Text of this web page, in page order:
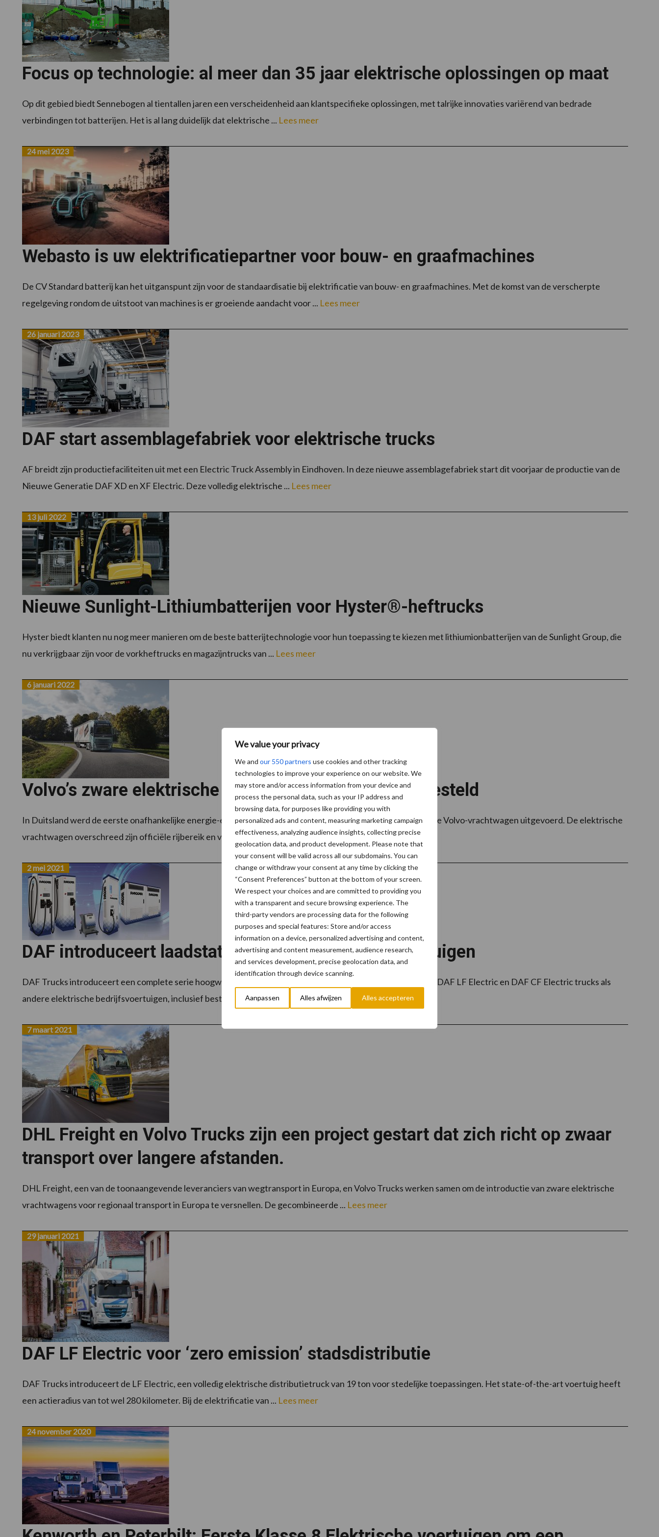
We value your privacy
We and our 550 partners use cookies and other tracking
technologies to improve your experience on our website. We
may store and/or access information from your device and
process the personal data, such as your IP address and
browsing data, for purposes like providing you with
personalized ads and content, measuring marketing campaign
effectiveness, analyzing audience insights, collecting precise
geolocation data, and product development. Please note that
your consent will be valid across all our subdomains. You can
change or withdraw your consent at any time by clicking the
“Consent Preferences” button at the bottom of your screen.
We respect your choices and are committed to providing you
with a transparent and secure browsing experience. The
third-party vendors are processing data for the following
purposes and special features: Store and/or access
information on a device, personalized advertising and content,
advertising and content measurement, audience research,
and services development, precise geolocation data, and
identification through device scanning.
Aanpassen Alles afwijzen Alles accepteren
Focus op technologie: al meer dan 35 jaar elektrische oplossingen op maat
Op dit gebied biedt Sennebogen al tientallen jaren een verscheidenheid aan klantspecifieke oplossingen, met talrijke innovaties variërend van bedrade
verbindingen tot batterijen. Het is al lang duidelijk dat elektrische ... Lees meer
Webasto is uw elektrificatiepartner voor bouw- en graafmachines
24 mei 2023
De CV Standard batterij kan het uitganspunt zijn voor de standaardisatie bij elektrificatie van bouw- en graafmachines. Met de komst van de verscherpte
regelgeving rondom de uitstoot van machines is er groeiende aandacht voor ... Lees meer
DAF start assemblagefabriek voor elektrische trucks
26 januari 2023
AF breidt zijn productiefaciliteiten uit met een Electric Truck Assembly in Eindhoven. In deze nieuwe assemblagefabriek start dit voorjaar de productie van de
Nieuwe Generatie DAF XD en XF Electric. Deze volledig elektrische ... Lees meer
Nieuwe Sunlight-Lithiumbatterijen voor Hyster®-heftrucks
13 juli 2022
Hyster biedt klanten nu nog meer manieren om de beste batterijtechnologie voor hun toepassing te kiezen met lithiumionbatterijen van de Sunlight Group, die
nu verkrijgbaar zijn voor de vorkheftrucks en magazijntrucks van ... Lees meer
Volvo’s zware elektrische vrachtwagen op de proef gesteld
6 januari 2022
In Duitsland werd de eerste onafhankelijke energie-efficiëntietest met een volledig beladen elektrische zware Volvo-vrachtwagen uitgevoerd. De elektrische
vrachtwagen overschreed zijn officiële rijbereik en verbruikte 50% minder ...Lees meer
DAF introduceert laadstations voor elektrische voertuigen
2 mei 2021
DAF Trucks introduceert een complete serie hoogwaardige laadoplossingen voor zowel de toonaangevende DAF LF Electric en DAF CF Electric trucks als
andere elektrische bedrijfsvoertuigen, inclusief bestelwagens. DAF Trucks biedt een ...
Lees meer
DHL Freight en Volvo Trucks zijn een project gestart dat zich richt op zwaar
transport over langere afstanden.
7 maart 2021
DHL Freight, een van de toonaangevende leveranciers van wegtransport in Europa, en Volvo Trucks werken samen om de introductie van zware elektrische
vrachtwagens voor regionaal transport in Europa te versnellen. De gecombineerde ... Lees meer
DAF LF Electric voor ‘zero emission’ stadsdistributie
29 januari 2021
DAF Trucks introduceert de LF Electric, een volledig elektrische distributietruck van 19 ton voor stedelijke toepassingen. Het state-of-the-art voertuig heeft
een actieradius van tot wel 280 kilometer. Bij de elektrificatie van ... Lees meer
24 november 2020